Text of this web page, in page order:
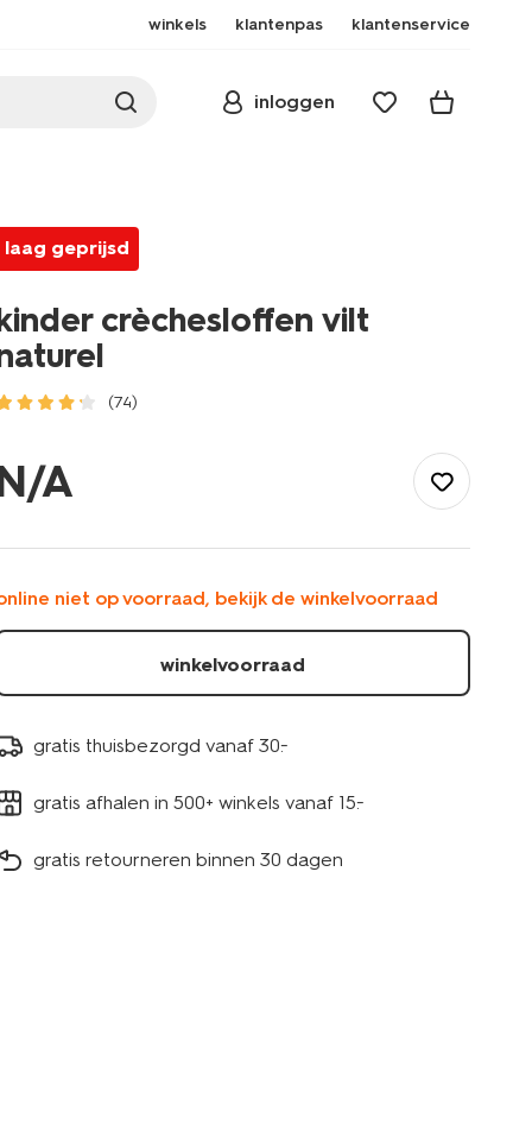
winkels klantenpas klantenservice
inloggen
laag geprijsd
crèchesloffen vilt
(74)
crechesloffen-
vilt-
naturel-
A
niet op voorraad, bekijk de winkelvoorraad
winkelvoorraad
gratis thuisbezorgd vanaf 30.-
gratis afhalen in 500+ winkels vanaf 15.-
gratis retourneren binnen 30 dagen